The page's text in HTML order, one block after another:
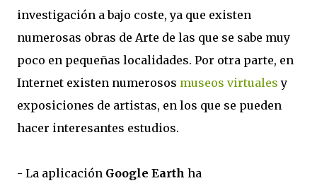
investigación a bajo coste, ya que existen
numerosas obras de Arte de las que se sabe muy
poco en pequeñas localidades. Por otra parte, en
Internet existen numerosos museos virtuales y
exposiciones de artistas, en los que se pueden
hacer interesantes estudios.
- La aplicación Google Earth ha